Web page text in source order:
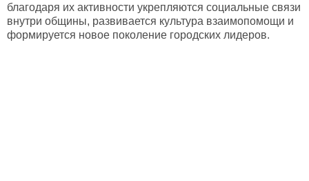
благодаря их активности укрепляются социальные связи
внутри общины, развивается культура взаимопомощи и
формируется новое поколение городских лидеров.